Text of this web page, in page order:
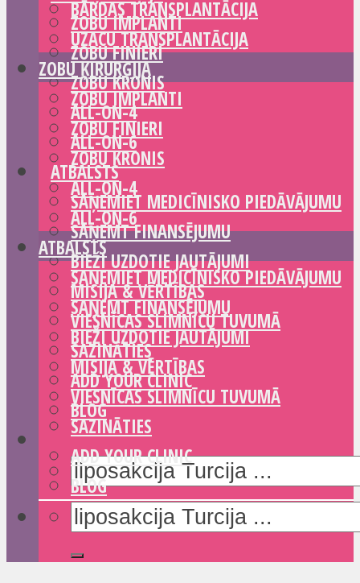
ZOBU IMPLANTI
ZOBU FINIERI
ZOBU KRONIS
ALL-ON-4
ALL-ON-6
ATBALSTS
SAŅEMIET MEDICĪNISKO PIEDĀVĀJUMU
SAŅEMT FINANSĒJUMU
BIEŽI UZDOTIE JAUTĀJUMI
MISIJA & VĒRTĪBAS
VIESNĪCAS SLIMNĪCU TUVUMĀ
SAZINĀTIES
ADD YOUR CLINIC
BLOG
BĀRDAS TRANSPLANTĀCIJA
UZACU TRANSPLANTĀCIJA
ZOBU ĶIRURĢIJA
ZOBU IMPLANTI
ZOBU FINIERI
ZOBU KRONIS
ALL-ON-4
ALL-ON-6
ATBALSTS
SAŅEMIET MEDICĪNISKO PIEDĀVĀJUMU
SAŅEMT FINANSĒJUMU
BIEŽI UZDOTIE JAUTĀJUMI
MISIJA & VĒRTĪBAS
VIESNĪCAS SLIMNĪCU TUVUMĀ
SAZINĀTIES
ADD YOUR CLINIC
BLOG